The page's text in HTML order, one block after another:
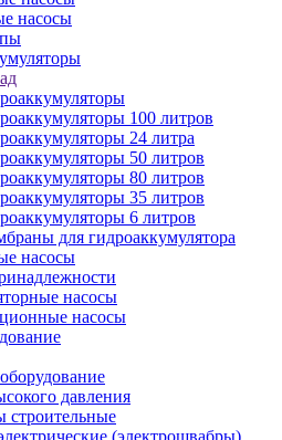
насосы
100 литров
24 литра
50 литров
80 литров
35 литров
6 литров
для гидроаккумулятора
насосы
насосы
насосы
давления
строительные
(электрошвабры)